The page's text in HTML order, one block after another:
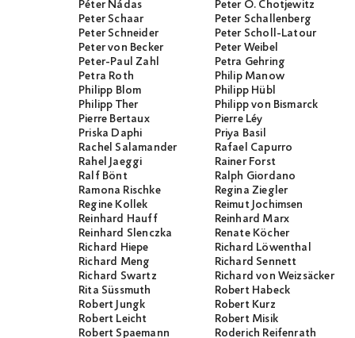
Péter Nádas
Peter O. Chotjewitz
Peter Schaar
Peter Schallenberg
Peter Schneider
Peter Scholl-Latour
Peter von Becker
Peter Weibel
Peter-Paul Zahl
Petra Gehring
Petra Roth
Philip Manow
Philipp Blom
Philipp Hübl
Philipp Ther
Philipp von Bismarck
Pierre Bertaux
Pierre Léy
Priska Daphi
Priya Basil
Rachel Salamander
Rafael Capurro
Rahel Jaeggi
Rainer Forst
Ralf Bönt
Ralph Giordano
Ramona Rischke
Regina Ziegler
Regine Kollek
Reimut Jochimsen
Reinhard Hauff
Reinhard Marx
Reinhard Slenczka
Renate Köcher
Richard Hiepe
Richard Löwenthal
Richard Meng
Richard Sennett
Richard Swartz
Richard von Weizsäcker
Rita Süssmuth
Robert Habeck
Robert Jungk
Robert Kurz
Robert Leicht
Robert Misik
Robert Spaemann
Roderich Reifenrath